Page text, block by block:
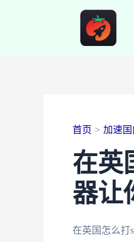
首页 加速
在英
器让
在英国怎么打